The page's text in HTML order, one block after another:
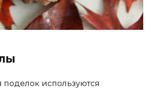
используются